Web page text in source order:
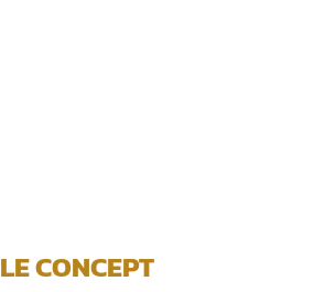
LE CONCEPT